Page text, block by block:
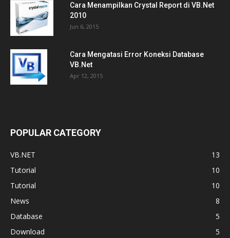
Cara Menampilkan Crystal Report di VB.Net
2010
Jun 6, 2015
Cara Mengatasi Error Koneksi Database
VB.Net
Apr 12, 2015
POPULAR CATEGORY
VB.NET
13
Tutorial
10
Tutorial
10
News
8
Database
5
Download
5